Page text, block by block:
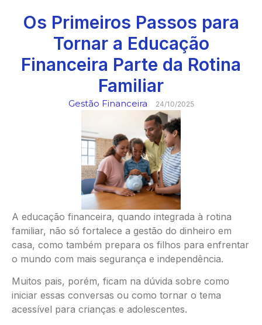
Os Primeiros Passos para
Tornar a Educação
Financeira Parte da Rotina
Familiar
Gestão Financeira 24/10/2025
A educação financeira, quando integrada à rotina
familiar, não só fortalece a gestão do dinheiro em
casa, como também prepara os filhos para enfrentar
o mundo com mais segurança e independência.
Muitos pais, porém, ficam na dúvida sobre como
iniciar essas conversas ou como tornar o tema
acessível para crianças e adolescentes.